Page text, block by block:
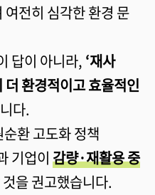
여전히 심각한 환경 문
답이 아니라, ‘재사
더 환경적이고 효율적인
다.
환 고도화 정책
기업이 감량·재활용 중
을 권고했습니다.